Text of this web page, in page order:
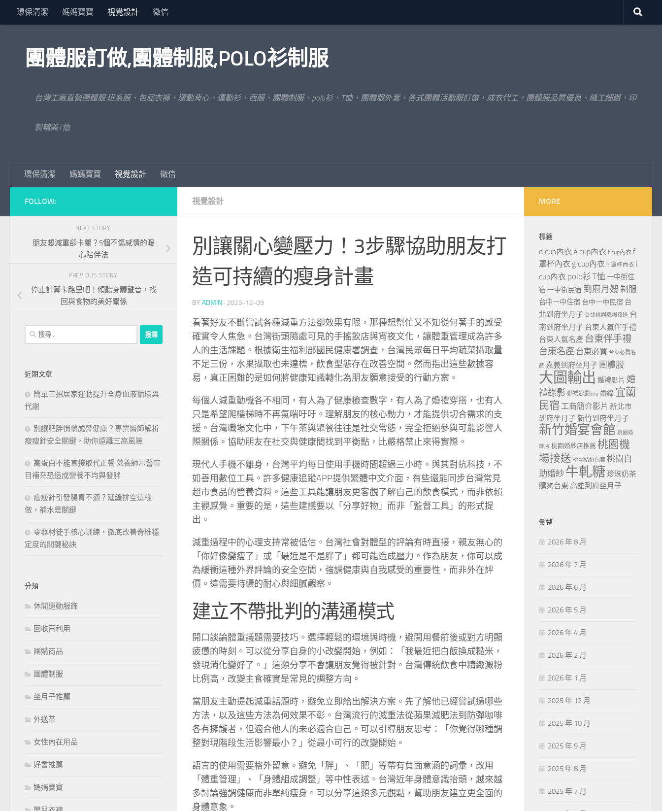
Skip to content
環保清潔 媽媽寶寶 視覺設計 徵信
團體服訂做,團體制服,POLO衫制服
台灣工廠直營團體服:班系服、包屁衣褲、運動背心、運動衫、西服、團體制服、polo衫、T恤、團體服外套、各式團體活動服訂做，成衣代工，團體服品質優良、縫工細緻、印
製精美T恤
環保清潔 媽媽寶寶 視覺設計 徵信
視覺設計
別讓關心變壓力！3步驟協助朋友打
造可持續的瘦身計畫
BY ADMIN · 2025-12-09
看著好友不斷嘗試各種減重方法卻效果有限，那種想幫忙又不知從何著手的感受
確實令人焦急。台灣街頭隨處可見的手搖飲店與宵夜文化，讓體重管理成為許多
人的生活課題。根據衛生福利部國民健康署調查，台灣民眾每日平均蔬菜攝取量
不足三份，水果攝取也未達標，飲食型態存在改善空間。然而指出這些數據容
易，真正困難的是如何將健康知識轉化為朋友願意接受的行動方案。
每個人減重動機各不相同，有人為了健康檢查數字，有人為了婚禮穿搭，也有人
只是希望爬樓梯時不再氣喘吁吁。理解朋友的核心動力，才能提供切合需求的支
援。台灣職場文化中，下午茶與聚餐往往是社交常態，完全拒絕參與可能影響人
際關係。協助朋友在社交與健康間找到平衡點，比嚴格禁止來得實際。
現代人手機不離身，台灣平均每日使用手機時間超過三小時。與其對抗科技，不
如善用數位工具。許多健康追蹤APP提供繁體中文介面，有些還能同步台灣常見
超市食品的營養資料。這些工具能讓朋友更客觀了解自己的飲食模式，而非依賴
主觀感覺。重要的是，這些建議要以「分享好物」而非「監督工具」的形式提
出。
減重過程中的心理支持常被低估。台灣社會對體型的評論有時直接，親友無心的
「你好像變瘦了」或「最近是不是胖了」都可能造成壓力。作為朋友，你可以成
為緩衝這種外界評論的安全空間，強調健康與自我感受的重要性，而非外在評
價。這需要持續的耐心與細膩觀察。
建立不帶批判的溝通模式
開口談論體重議題需要技巧。選擇輕鬆的環境與時機，避開用餐前後或對方明顯
疲憊的時刻。可以從分享自身的小改變開始，例如：「我最近把白飯換成糙米，
發現消化變好了。」這類分享不會讓朋友覺得被針對。台灣傳統飲食中精緻澱粉
比例高，改變主食確實是常見的調整方向。
當朋友主動提起減重話題時，避免立即給出解決方案。先了解他已經嘗試過哪些
方法，以及這些方法為何效果不彰。台灣流行的減重法從蘋果減肥法到防彈咖啡
各有擁護者，但適合他人的未必適合自己。可以引導朋友思考：「你覺得哪種調
整對現階段生活影響最小？」從最小可行的改變開始。
語言的使用需要格外留意。避免「胖」、「肥」等帶有負面意涵的詞彙，改用
「體重管理」、「身體組成調整」等中性表述。台灣近年身體意識抬頭，越來越
多討論強調健康而非單純瘦身。可以分享這類多元觀點，幫助朋友建立更全面的
身體意象。
FOLLOW:
NEXT STORY
朋友想減重卻卡關？5個不傷感情的暖
心陪伴法
PREVIOUS STORY
停止計算卡路里吧！傾聽身體聲音，找
回與食物的美好關係
搜
尋
字:
近期文章
簡單三招居家運動提升全身血液循環與
代謝
別讓肥胖悄悄威脅健康？專業醫師解析
瘦瘦針安全關鍵，助你遠離三高風險
高蛋白不能直接取代正餐 營養師示警盲
目補充恐造成營養不均與發胖
瘦瘦針引發腸胃不適？延緩排空這樣
做，補水是關鍵
零器材徒手核心訓練，徹底改善脊椎穩
定度的關鍵秘訣
分類
休閒運動服飾
回收再利用
團購商品
團體制服
坐月子推薦
外送茶
女性內在用品
好書推薦
媽媽寶寶
MORE
標籤
d cup內衣 e cup內衣 f cup內衣 f
罩杯內衣 g cup內衣 h 罩杯內衣 i
cup內衣 polo衫 T恤 一中街住
宿一中街民宿 到府月嫂 制服
台中一中住宿 台中一中民宿 台
北到府坐月子 台北桃園機場接送 台
南到府坐月子 台東人氣伴手禮
台東人氣名產 台東伴手禮
台東名產 台東必買 台東必買名
產 嘉義到府坐月子 團體服
大圖輸出 婚禮影片 婚
禮錄影 婚禮錄影mv 婚錄 宜蘭
民宿 工商簡介影片 新北市
到府坐月子 新竹到府坐月子
新竹婚宴會館 桃園婚
紗店 桃園婚紗店推薦 桃園機
場接送 桃園結婚包套 桃園自
助婚紗 牛軋糖 珍珠奶茶
購夠台東 高雄到府坐月子
彙整
2026 年 8 月
2026 年 7 月
2026 年 6 月
2026 年 5 月
2026 年 4 月
2026 年 2 月
2026 年 1 月
2025 年 12 月
2025 年 10 月
2025 年 9 月
2025 年 8 月
2025 年 7 月